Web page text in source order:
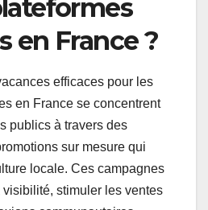
en France ?
efficaces pour les
en France se concentrent
publics à travers des
sur mesure qui
locale. Ces campagnes
stimuler les ventes